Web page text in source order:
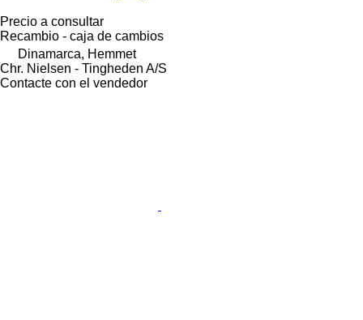
Precio a consultar
Recambio - caja de cambios
Dinamarca, Hemmet
Chr. Nielsen - Tingheden A/S
Contacte con el vendedor